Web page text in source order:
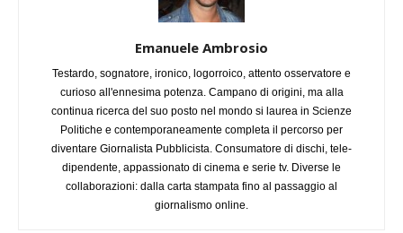
Emanuele Ambrosio
Testardo, sognatore, ironico, logorroico, attento osservatore e
curioso all'ennesima potenza. Campano di origini, ma alla
continua ricerca del suo posto nel mondo si laurea in Scienze
Politiche e contemporaneamente completa il percorso per
diventare Giornalista Pubblicista. Consumatore di dischi, tele-
dipendente, appassionato di cinema e serie tv. Diverse le
collaborazioni: dalla carta stampata fino al passaggio al
giornalismo online.